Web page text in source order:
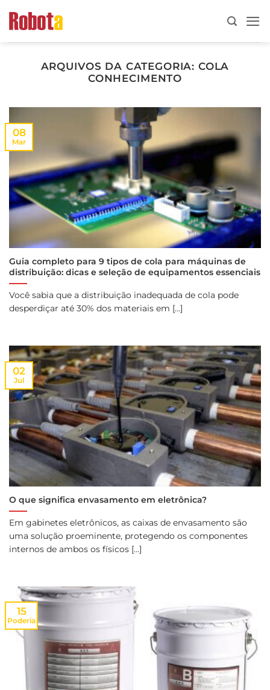
para
ARQUIVOS DA CATEGORIA: COLA
CONHECIMENTO
Guia completo para 9 tipos de cola para máquinas de
distribuição: dicas e seleção de equipamentos essenciais
Você sabia que a distribuição inadequada de cola pode
desperdiçar até 30% dos materiais em [...]
08
Mar
O que significa envasamento em eletrônica?
Em gabinetes eletrônicos, as caixas de envasamento são
uma solução proeminente, protegendo os componentes
internos de ambos os físicos [...]
02
Jul
15
Poderia